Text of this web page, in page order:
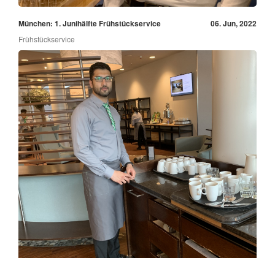
München: 1. Junihälfte Frühstückservice 06. Jun, 2022
Frühstückservice